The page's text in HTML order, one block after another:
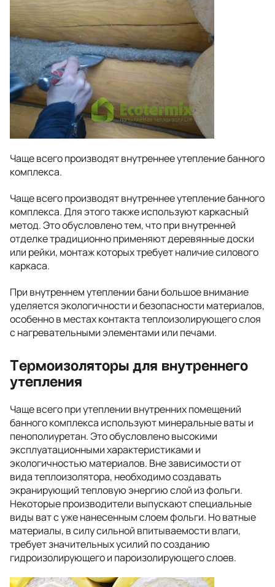
Чаще всего производят внутреннее утепление банного
комплекса.
Чаще всего производят внутреннее утепление банного
комплекса. Для этого также используют каркасный
метод. Это обусловлено тем, что при внутренней
отделке традиционно применяют деревянные доски
или рейки, монтаж которых требует наличие силового
каркаса.
При внутреннем утеплении бани большое внимание
уделяется экологичности и безопасности материалов,
особенно в местах контакта теплоизолирующего слоя
с нагревательными элементами или печами.
Термоизоляторы для внутреннего
утепления
Чаще всего при утеплении внутренних помещений
банного комплекса используют минеральные ваты и
пенополиуретан. Это обусловлено высокими
эксплуатационными характеристиками и
экологичностью материалов. Вне зависимости от
вида теплоизолятора, необходимо создавать
экранирующий тепловую энергию слой из фольги.
Некоторые производители выпускают специальные
виды ват с уже нанесенным слоем фольги. Но ватные
материалы, в силу сильной впитываемости влаги,
требует значительных усилий по созданию
гидроизолирующего и пароизолирующего слоев.